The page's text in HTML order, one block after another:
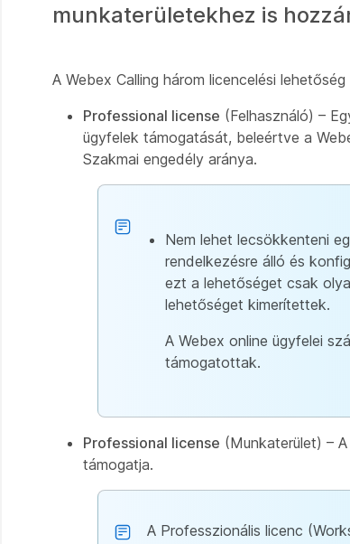
munkaterületekhez is
A Webex Calling három licencelési
Professional license (Felhasználó) –
ügyfelek támogatását, beleértve a
Szakmai engedély aránya.
Nem lehet lecsökkenteni
rendelkezésre álló és
ezt a lehetőséget csak
lehetőséget kimerítettek.
A Webex online ügyfelei
támogatottak.
Professional license (Munkaterület) –
támogatja.
A Professzionális licenc